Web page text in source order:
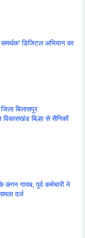
डिजिटल अभियान का
बिलासपुर
बिल्हा से सैनिकों
गायब, पूर्व कर्मचारी ने
दर्ज